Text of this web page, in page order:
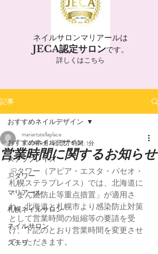
ネイルサロンマリアールは
JECA認定サロンです。
詳しくはこちら
記事
おすすめネイルデザイン
ステラプレイス
JRタワー
マリアール
札幌ネイルサロン
ネイルサロン
ステラ
おすすめネイルデザイン
営業時間に関するお知らせ
mariartstellaplace
2021年8月3日読了時間: 1分
JRタワー（アピア・エスタ・パセオ・
札幌ステラプレイス）では、北海道に
「まん延防止等重点措置」が適用さ
れ、北海道と札幌市より感染防止対策
として営業時間の短縮等の要請を受
け、下記のとおり営業時間を変更させ
ていただきます。